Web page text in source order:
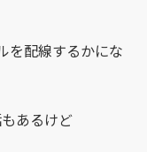
を配線するかにな
あるけど